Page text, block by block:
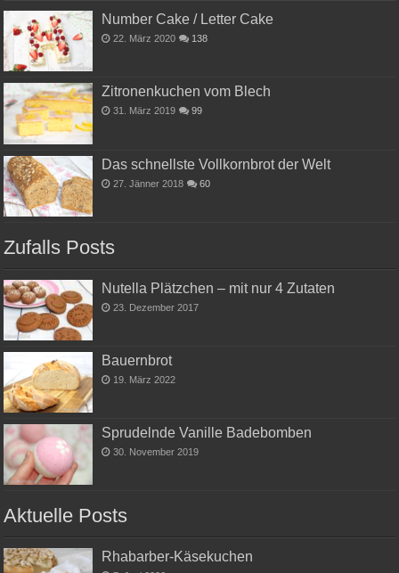
Number Cake / Letter Cake
22. März 2020 138
Zitronenkuchen vom Blech
31. März 2019 99
Das schnellste Vollkornbrot der Welt
27. Jänner 2018 60
Zufalls Posts
Nutella Plätzchen – mit nur 4 Zutaten
23. Dezember 2017
Bauernbrot
19. März 2022
Sprudelnde Vanille Badebomben
30. November 2019
Aktuelle Posts
Rhabarber-Käsekuchen